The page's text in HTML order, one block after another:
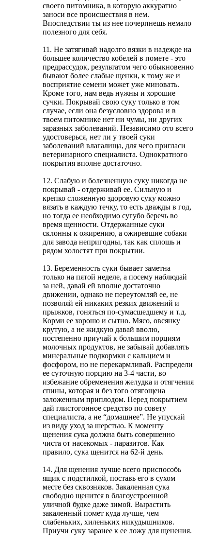
своего питомника, в которую аккуратно
заноси все происшествия в нем.
Впоследствии ты из нее почерпнешь немало
полезного для себя.
11. Не затягивай надолго вязки в надежде на
большее количество кобелей в помете - это
предрассудок, результатом чего обыкновенно
бывают более слабые щенки, к тому же и
восприятие семени может уже миновать.
Кроме того, нам ведь нужны и хорошие
сучки. Покрывай свою суку только в том
случае, если она безусловно здорова и в
твоем питомнике нет ни чумы, ни других
заразных заболеваний. Независимо ото всего
удостоверься, нет ли у твоей суки
заболеваний влагалища, для чего пригласи
ветеринарного специалиста. Однократного
покрытия вполне достаточно.
12. Слабую и болезненную суку никогда не
покрывай - отдерживай ее. Сильную и
крепко сложенную здоровую суку можно
вязать в каждую течку, то есть дважды в год,
но тогда ее необходимо сугубо беречь во
время щенности. Отдержанные суки
склонны к ожирению, а ожиревшие собаки
для завода непригодны, так как сплошь и
рядом холостят при покрытии.
13. Беременность суки бывает заметна
только на пятой неделе, а посему наблюдай
за ней, давай ей вполне достаточно
движении, однако не переутомляй ее, не
позволяй ей никаких резких движений и
прыжков, гоняться по-сумасшедшему и т.д.
Корми ее хорошо и сытно. Мясо, овсянку
крутую, а не жидкую давай вволю,
постепенно приучай к большим порциям
молочных продуктов, не забывай добавлять
минеральные подкормки с кальцием и
фосфором, но не перекармливай. Распредели
ее суточную порцию на 3-4 части, во
избежание обременения желудка и отягчения
спины, которая и без того отягощена
заложенным приплодом. Перед покрытием
дай глистогонное средство по совету
специалиста, а не “домашнее”. Не упускай
из виду уход за шерстью. К моменту
щенения сука должна быть совершенно
чиста от насекомых - паразитов. Как
правило, сука щенится на 62-й день.
14. Для щенения лучше всего приспособь
ящик с подстилкой, поставь его в сухом
месте без сквозняков. Закаленная сука
свободно щенится в благоустроенной
уличной будке даже зимой. Вырастить
закаленный помет куда лучше, чем
слабеньких, хиленьких никудышников.
Приучи суку заранее к ее ложу для щенения.